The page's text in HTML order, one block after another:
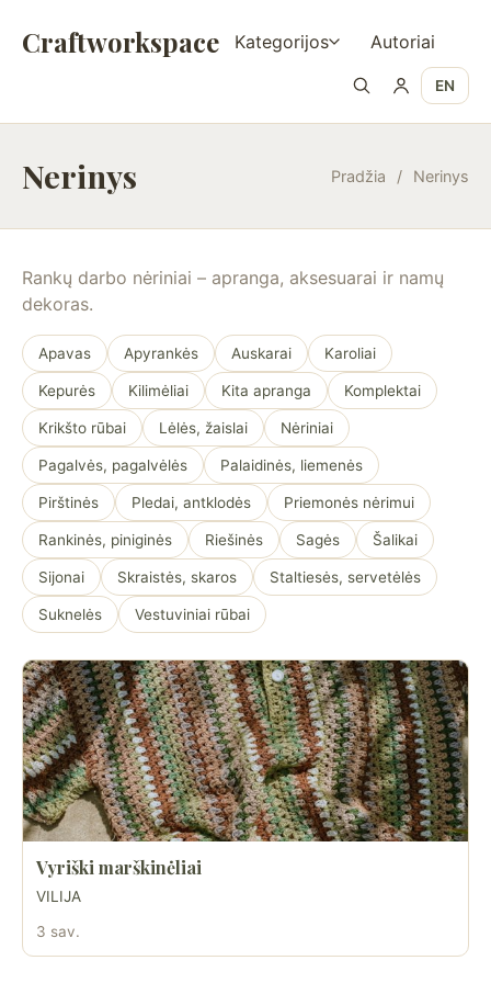
Craftworkspace Kategorijos Autoriai
EN
Nerinys Pradžia / Nerinys
Rankų darbo nėriniai – apranga, aksesuarai ir namų
dekoras.
Apavas Apyrankės Auskarai Karoliai
Kepurės Kilimėliai Kita apranga Komplektai
Krikšto rūbai Lėlės, žaislai Nėriniai
Pagalvės, pagalvėlės Palaidinės, liemenės
Pirštinės Pledai, antklodės Priemonės nėrimui
Rankinės, piniginės Riešinės Sagės Šalikai
Sijonai Skraistės, skaros Staltiesės, servetėlės
Suknelės Vestuviniai rūbai
Vyriški marškinėliai
VILIJA
3 sav.